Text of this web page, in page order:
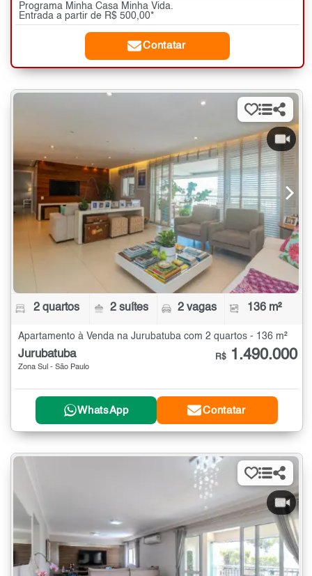
Programa Minha Casa Minha Vida.
Entrada a partir de R$ 500,00*
Contatar
2 quartos 2 suítes 2 vagas 136 m²
Apartamento à Venda na Jurubatuba com 2 quartos - 136 m²
Jurubatuba
Zona Sul - São Paulo
R$ 1.490.000
WhatsApp Contatar